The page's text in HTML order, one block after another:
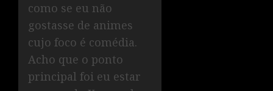
como se eu não
gostasse de animes
cujo foco é comédia.
Acho que o ponto
principal foi eu estar